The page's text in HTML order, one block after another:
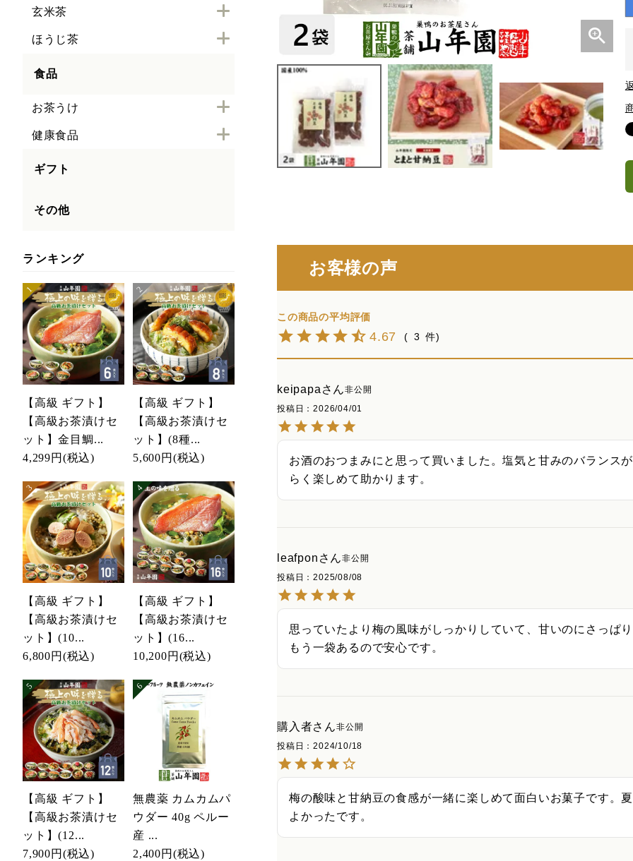
玄米茶
ほうじ茶
食品
お茶うけ
健康食品
ギフト
その他
ランキング
【高級 ギフト】
【高級お茶漬けセ
ット】金目鯛...
4,299円 (税込)
【高級 ギフト】
【高級お茶漬けセ
ット】(8種...
5,600円 (税込)
【高級 ギフト】
【高級お茶漬けセ
ット】(10...
6,800円 (税込)
【高級 ギフト】
【高級お茶漬けセ
ット】(16...
10,200円 (税込)
【高級 ギフト】
【高級お茶漬けセ
ット】(12...
7,900円 (税込)
無農薬 カムカムパ
ウダー 40g ペルー
産 ...
2,400円 (税込)
お客様の声
4.67 3
keipapa
非公開
投稿日
2026/04/01
お酒のおつまみにと思って買いました。塩気と甘みのバランス
らく楽しめて助かります。
leafpon
非公開
投稿日
2025/08/08
思っていたより梅の風味がしっかりしていて、甘いのにさっぱ
もう一袋あるので安心です。
購入者
非公開
投稿日
2024/10/18
梅の酸味と甘納豆の食感が一緒に楽しめて面白いお菓子です。
よかったです。